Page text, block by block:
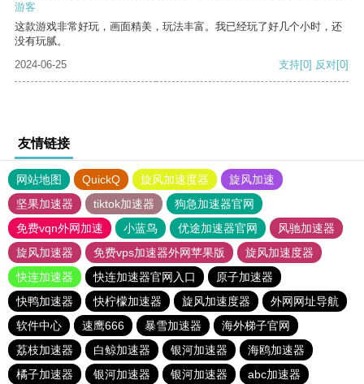
游客
这款游戏非常好玩，画面精美，玩法丰富。我已经玩了好几个小时，还
没有玩腻。
2024-06-25
支持[0] 反对[0]
友情链接
网站地图 QuickQ 旋风加速度器
旋风加速
坚果加速器
tiktok加速器
狗急加速器官网
免费vqn外网加速
小蓝鸟 优途加速器官网
风驰加速器
旋风加速器
免费vps加速器外网苹果版
旋风加速度器
快连加速器
快连加速器官网入口
原子加速器
快鸭加速器
快柠檬加速器 旋风加速度器
外网网址导航
软件中心
速鹰666 暴雪加速器
海外梯子官网
荔枝加速器
白鲸加速器 银河加速器
海鸥加速器
橘子加速器
银河加速器 银河加速器 abc加速器